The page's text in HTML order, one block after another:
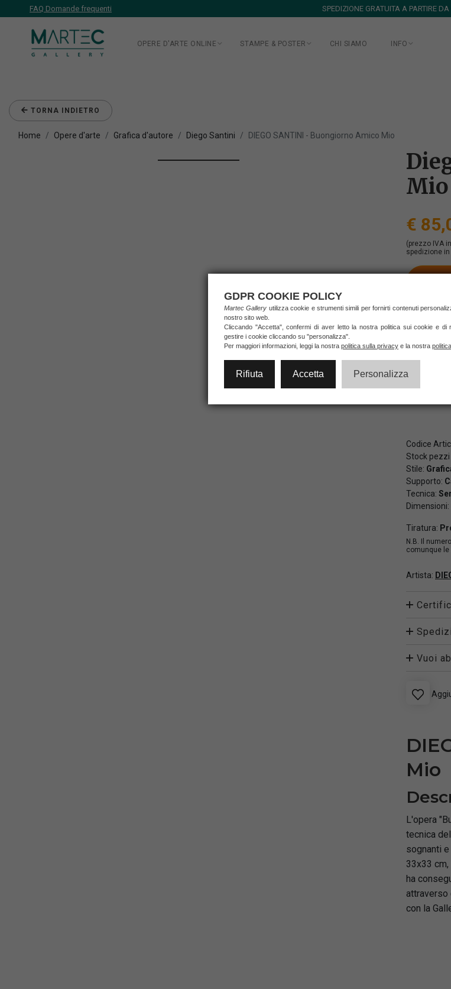
FAQ Domande frequenti SPEDIZIONE GRATUITA A PARTIRE DA
OPERE D'ARTE ONLINE STAMPE & POSTER CHI SIAMO INFO
TORNA INDIETRO
Home Opere d'arte Grafica d'autore Diego Santini DIEGO SANTINI - Buongiorno Amico Mio
Mio
€
(prezzo IVA
spedizione in
Pagamenti
Codice
Stock pezzi
Stile:
Supporto:
Tecnica:
Dimensioni:
Tiratura:
N.B. Il
comunque
Artista:
Vuoi
Mio
L'opera
tecnica
sognanti
33x33
ha
attraverso
con la
GDPR COOKIE POLICY
Martec Gallery utilizza cookie e strumenti simili per fornirti contenuti
nostro sito web.
Cliccando "Accetta", confermi di aver letto la nostra politica sui cookie e di
gestire i cookie cliccando su "personalizza".
Per maggiori informazioni, leggi la nostra politica sulla privacy e la nostra
Rifiuta Accetta Personalizza